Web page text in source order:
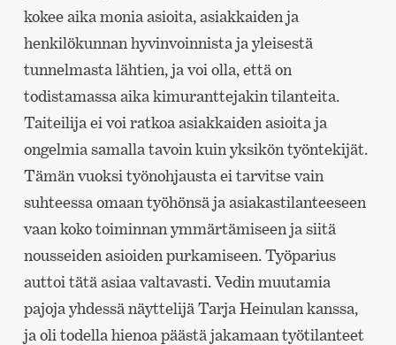
kokee aika monia asioita, asiakkaiden ja
henkilökunnan hyvinvoinnista ja yleisestä
tunnelmasta lähtien, ja voi olla, että on
todistamassa aika kimuranttejakin tilanteita.
Taiteilija ei voi ratkoa asiakkaiden asioita ja
ongelmia samalla tavoin kuin yksikön työntekijät.
Tämän vuoksi työnohjausta ei tarvitse vain
suhteessa omaan työhönsä ja asiakastilanteeseen
vaan koko toiminnan ymmärtämiseen ja siitä
nousseiden asioiden purkamiseen. Työparius
auttoi tätä asiaa valtavasti. Vedin muutamia
pajoja yhdessä näyttelijä Tarja Heinulan kanssa,
ja oli todella hienoa päästä jakamaan työtilanteet